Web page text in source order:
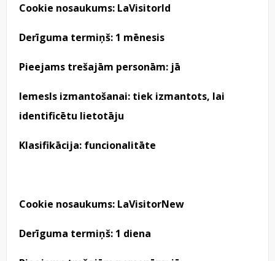
Cookie nosaukums: LaVisitorId
Derīguma termiņš: 1 mēnesis
Pieejams trešajām personām: jā
Iemesls izmantošanai: tiek izmantots, lai
identificētu lietotāju
Klasifikācija: funcionalitāte
Cookie nosaukums: LaVisitorNew
Derīguma termiņš: 1 diena